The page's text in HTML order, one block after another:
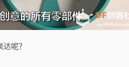
呢？